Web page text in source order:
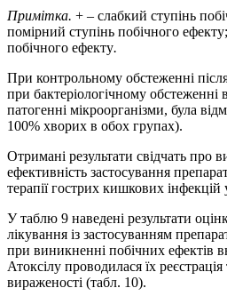
Примітка. + – слабкий ступінь
помірний ступінь побічного
побічного ефекту.
При контрольному обстеженні
при бактеріологічному обстеженні
патогенні мікроорганізми, була
100% хворих в обох групах).
Отримані результати свідчать про
ефективність застосування
терапії гострих кишкових інфекцій
У таблю 9 наведені результати
лікування із застосуванням
при виникненні побічних ефектів
Атоксілу проводилася їх реєстрація
вираженості (табл. 10).